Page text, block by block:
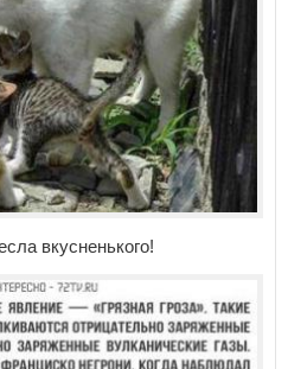
вкусненького!